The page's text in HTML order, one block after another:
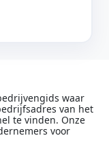
waar
van het
te vinden. Onze
voor